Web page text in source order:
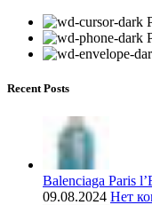
Recent Posts
Balenciaga Paris
09.08.2024 Нет